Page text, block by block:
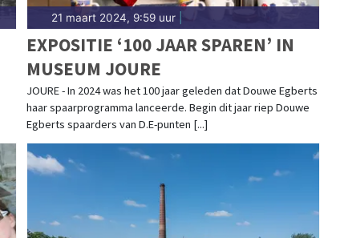
21 maart 2024, 9:59 uur|
EXPOSITIE ‘100 JAAR SPAREN’ IN
MUSEUM JOURE
JOURE - In 2024 was het 100 jaar geleden dat Douwe Egberts
haar spaarprogramma lanceerde. Begin dit jaar riep Douwe
Egberts spaarders van D.E-punten [...]